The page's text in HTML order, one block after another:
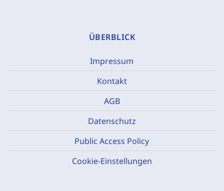
ÜBERBLICK
Impressum
Kontakt
AGB
Datenschutz
Public Access Policy
Cookie-Einstellungen